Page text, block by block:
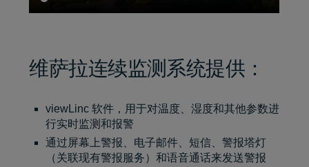
维萨拉连续监测系统提供：
viewLinc 软件 ，用于对温度、湿度和其他参数进
行实时监测和报警
通过屏幕上警报、电子邮件、短信、警报塔灯
（关联现有警报服务）和语音通话来发送警报